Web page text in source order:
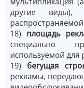
другие виды),
18) площадь
специально
используемой
19) бегущая
рекламы,